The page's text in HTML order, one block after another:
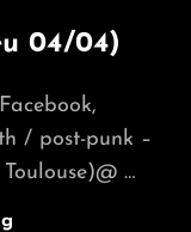
04/04)
/ post-punk –
…